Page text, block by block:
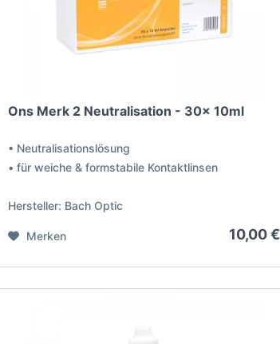
Ons Merk 2 Neutralisation - 30x 10ml
• Neutralisationslösung
• für weiche & formstabile Kontaktlinsen
Hersteller: Bach Optic
10,00 €
Merken